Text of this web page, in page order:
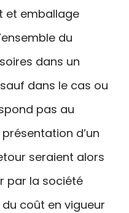
et emballage
du
dans un
dans le cas ou
pas au
d’un
seraient alors
par la société
coût en vigueur